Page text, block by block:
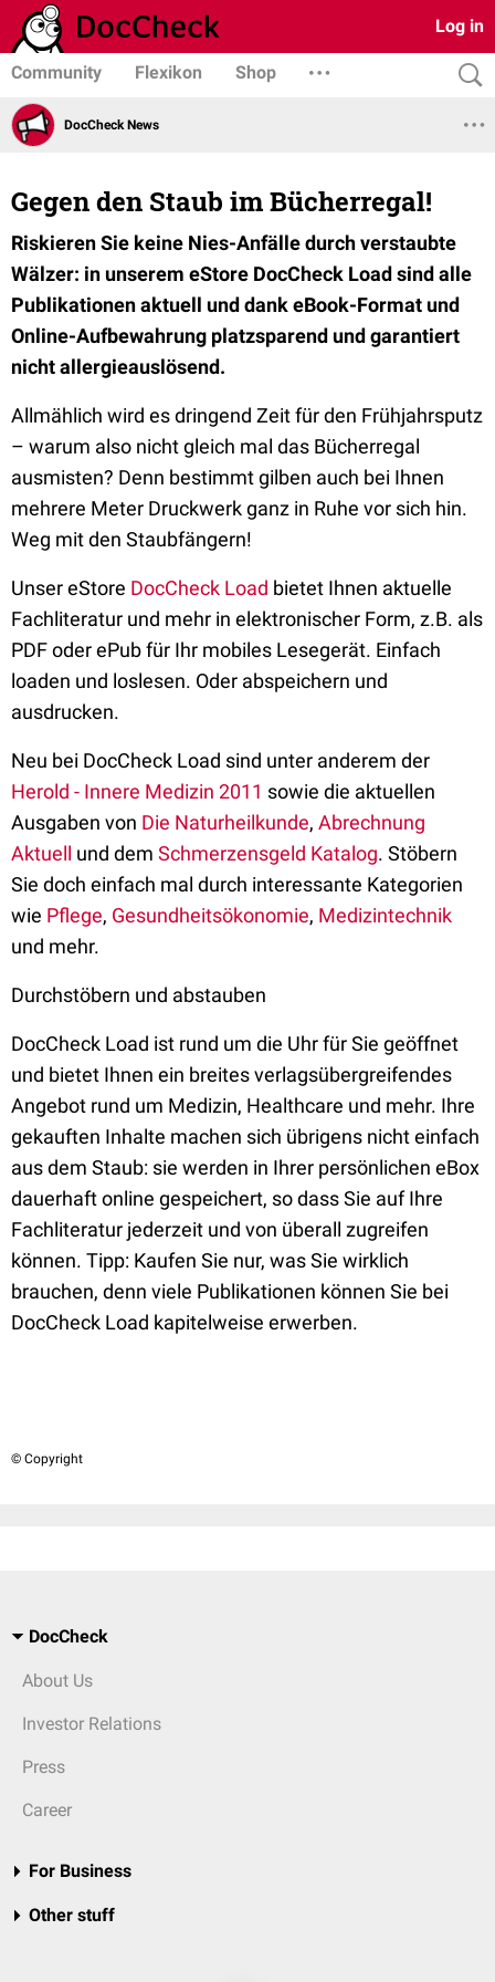
Log in
Community Flexikon Shop
DocCheck News
Gegen den Staub im Bücherregal!
Riskieren Sie keine Nies-Anfälle durch verstaubte
Wälzer: in unserem eStore DocCheck Load sind alle
Publikationen aktuell und dank eBook-Format und
Online-Aufbewahrung platzsparend und garantiert
nicht allergieauslösend.
Allmählich wird es dringend Zeit für den Frühjahrsputz
– warum also nicht gleich mal das Bücherregal
ausmisten? Denn bestimmt gilben auch bei Ihnen
mehrere Meter Druckwerk ganz in Ruhe vor sich hin.
Weg mit den Staubfängern!
Unser eStore DocCheck Load bietet Ihnen aktuelle
Fachliteratur und mehr in elektronischer Form, z.B. als
PDF oder ePub für Ihr mobiles Lesegerät. Einfach
loaden und loslesen. Oder abspeichern und
ausdrucken.
Neu bei DocCheck Load sind unter anderem der
Herold - Innere Medizin 2011 sowie die aktuellen
Ausgaben von Die Naturheilkunde, Abrechnung
Aktuell und dem Schmerzensgeld Katalog. Stöbern
Sie doch einfach mal durch interessante Kategorien
wie Pflege, Gesundheitsökonomie, Medizintechnik
und mehr.
Durchstöbern und abstauben
DocCheck Load ist rund um die Uhr für Sie geöffnet
und bietet Ihnen ein breites verlagsübergreifendes
Angebot rund um Medizin, Healthcare und mehr. Ihre
gekauften Inhalte machen sich übrigens nicht einfach
aus dem Staub: sie werden in Ihrer persönlichen eBox
dauerhaft online gespeichert, so dass Sie auf Ihre
Fachliteratur jederzeit und von überall zugreifen
können. Tipp: Kaufen Sie nur, was Sie wirklich
brauchen, denn viele Publikationen können Sie bei
DocCheck Load kapitelweise erwerben.
© Copyright
DocCheck
About Us
Investor Relations
Press
Career
For Business
Other stuff